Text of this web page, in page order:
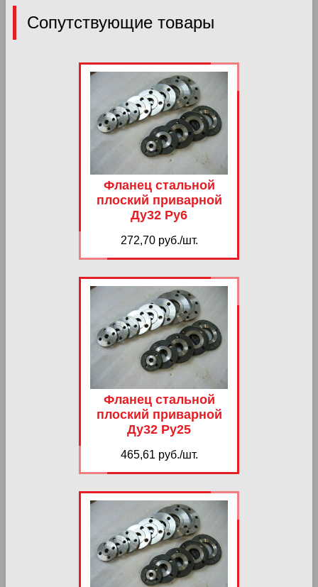
Сопутствующие товары
Фланец стальной
плоский приварной
Ду32 Ру6
272,70 руб./шт.
Фланец стальной
плоский приварной
Ду32 Ру25
465,61 руб./шт.